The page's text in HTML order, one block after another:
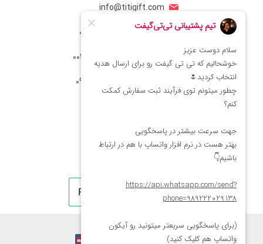
info@titigift.com
شماره تماس ایران: 02166066403
شماره تماس آمریکا: 0014088054942